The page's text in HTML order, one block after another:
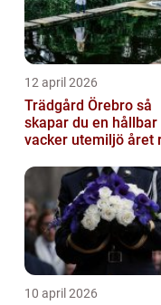
12 april 2026
Trädgård Örebro så
skapar du en hållbar
vacker utemiljö året
10 april 2026